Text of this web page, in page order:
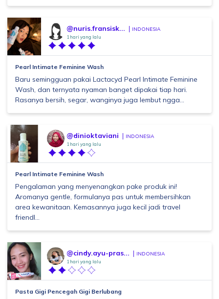
@nuris.fransisk... INDONESIA
1 hari yang lalu
Pearl Intimate Feminine Wash
Baru semingguan pakai Lactacyd Pearl Intimate Feminine
Wash, dan ternyata nyaman banget dipakai tiap hari.
Rasanya bersih, segar, wanginya juga lembut ngga...
@dinioktaviani INDONESIA
1 hari yang lalu
Pearl Intimate Feminine Wash
Pengalaman yang menyenangkan pake produk ini!
Aromanya gentle, formulanya pas untuk membersihkan
area kewanitaan. Kemasannya juga kecil jadi travel
friendl...
@cindy.ayu-pras... INDONESIA
1 hari yang lalu
Pasta Gigi Pencegah Gigi Berlubang